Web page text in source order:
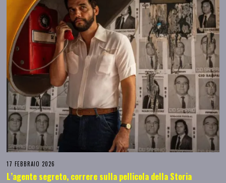
17 FEBBRAIO 2026
L’agente segreto, correre sulla pellicola della Storia